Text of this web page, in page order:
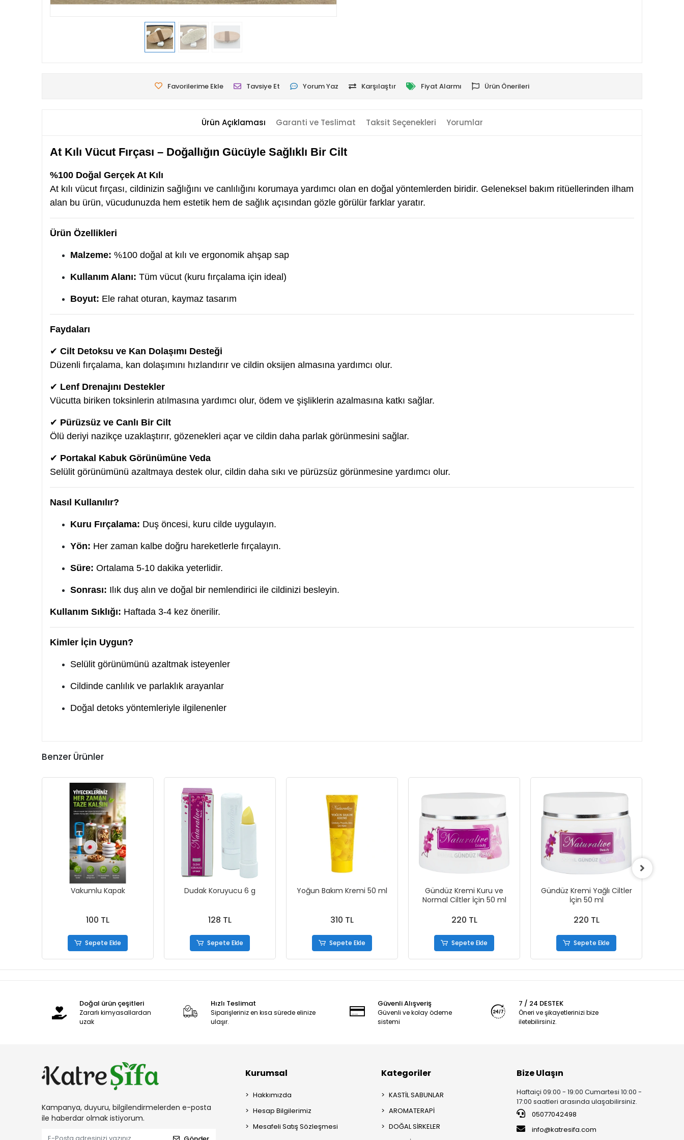
Favorilerime Ekle Tavsiye Et Yorum Yaz Karşılaştır Fiyat Alarmı Ürün Önerileri
Ürün Açıklaması Garanti ve Teslimat Taksit Seçenekleri Yorumlar
At Kılı Vücut Fırçası – Doğallığın Gücüyle Sağlıklı Bir Cilt
%100 Doğal Gerçek At Kılı
At kılı vücut fırçası, cildinizin sağlığını ve canlılığını korumaya yardımcı olan en doğal yöntemlerden biridir. Geleneksel bakım ritüellerinden ilham
alan bu ürün, vücudunuzda hem estetik hem de sağlık açısından gözle görülür farklar yaratır.
Ürün Özellikleri
Malzeme: %100 doğal at kılı ve ergonomik ahşap sap
Kullanım Alanı: Tüm vücut (kuru fırçalama için ideal)
Boyut: Ele rahat oturan, kaymaz tasarım
Faydaları
✔ Cilt Detoksu ve Kan Dolaşımı Desteği
Düzenli fırçalama, kan dolaşımını hızlandırır ve cildin oksijen almasına yardımcı olur.
✔ Lenf Drenajını Destekler
Vücutta biriken toksinlerin atılmasına yardımcı olur, ödem ve şişliklerin azalmasına katkı sağlar.
✔ Pürüzsüz ve Canlı Bir Cilt
Ölü deriyi nazikçe uzaklaştırır, gözenekleri açar ve cildin daha parlak görünmesini sağlar.
✔ Portakal Kabuk Görünümüne Veda
Selülit görünümünü azaltmaya destek olur, cildin daha sıkı ve pürüzsüz görünmesine yardımcı olur.
Nasıl Kullanılır?
Kuru Fırçalama: Duş öncesi, kuru cilde uygulayın.
Yön: Her zaman kalbe doğru hareketlerle fırçalayın.
Süre: Ortalama 5-10 dakika yeterlidir.
Sonrası: Ilık duş alın ve doğal bir nemlendirici ile cildinizi besleyin.
Kullanım Sıklığı: Haftada 3-4 kez önerilir.
Kimler İçin Uygun?
Selülit görünümünü azaltmak isteyenler
Cildinde canlılık ve parlaklık arayanlar
Doğal detoks yöntemleriyle ilgilenenler
Benzer Ürünler
Vakumlu Kapak
100 TL
Sepete Ekle
Dudak Koruyucu 6 g
128 TL
Sepete Ekle
Yoğun Bakım Kremi 50 ml
310 TL
Sepete Ekle
Gündüz Kremi Kuru ve
Normal Ciltler İçin 50 ml
220 TL
Sepete Ekle
Gündüz Kremi Yağlı Ciltler
İçin 50 ml
220 TL
Sepete Ekle
Doğal ürün çeşitleri
Zararlı kimyasallardan
uzak
Hızlı Teslimat
Siparişleriniz en kısa sürede elinize
ulaşır.
Güvenli Alışveriş
Güvenli ve kolay ödeme
sistemi
7 / 24 DESTEK
Öneri ve şikayetlerinizi bize
iletebilirsiniz.
Kampanya, duyuru, bilgilendirmelerden e-posta
ile haberdar olmak istiyorum.
Kurumsal
Hakkımızda
Hesap Bilgilerimiz
Mesafeli Satış Sözleşmesi
Kategoriler
KASTİL SABUNLAR
AROMATERAPİ
DOĞAL SİRKELER
Bize Ulaşın
Haftaiçi 09:00 - 19:00 Cumartesi 10:00 -
17:00 saatleri arasında ulaşabilirsiniz.
05077042498
info@katresifa.com